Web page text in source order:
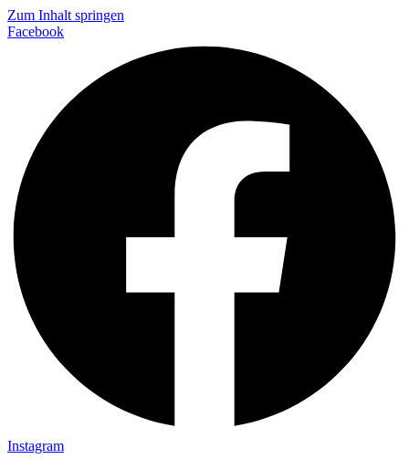
Zum Inhalt springen
Facebook
Instagram